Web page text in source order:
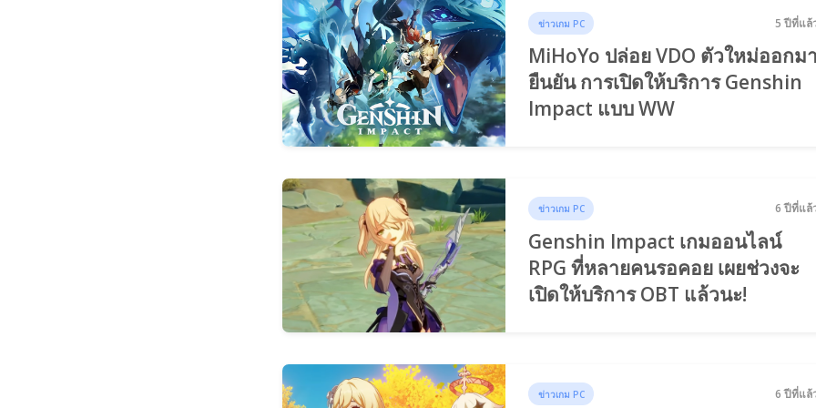
ข่าวเกม PC 5 ปีที่แล้
MiHoYo ปล่อย VDO ตัวใหม่ออกมา
ยืนยัน การเปิดให้บริการ Genshin
Impact แบบ WW
ข่าวเกม PC 6 ปีที่แล้
Genshin Impact เกมออนไลน์
RPG ที่หลายคนรอคอย เผยช่วงจะ
เปิดให้บริการ OBT แล้วนะ!
ข่าวเกม PC 6 ปีที่แล้